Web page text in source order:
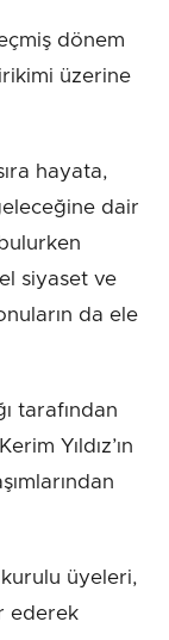
dönem
üzerine
hayata,
dair
siyaset ve
da ele
tarafından
Yıldız’ın
kurulu üyeleri,
ederek